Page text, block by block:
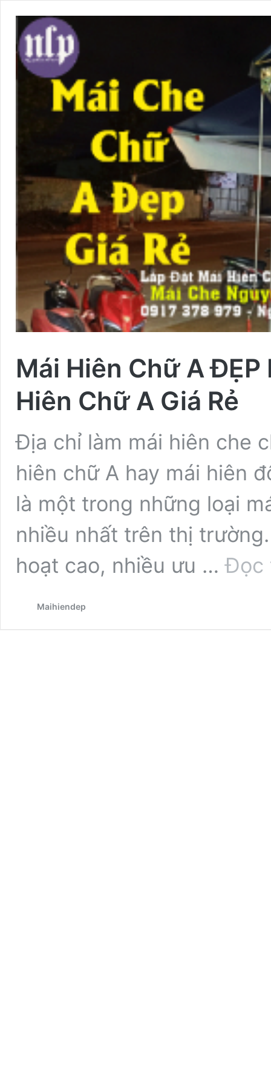
Mái Hiên Chữ A ĐẸP
Hiên Chữ A Giá Rẻ
Địa chỉ làm mái hiên che
hiên chữ A hay mái hiên
là một trong những loại
nhiều nhất trên thị
hoạt cao, nhiều ưu …Đọc
Maihiendep